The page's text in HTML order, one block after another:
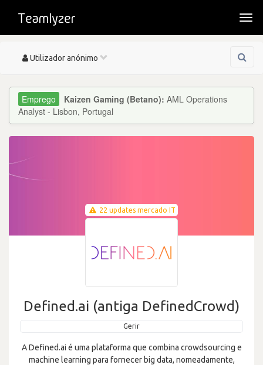
Toggle
Utilizador anónimo
Kaizen Gaming (Betano): AML Operations
Analyst - Lisbon, Portugal
22 updates mercado IT
Defined.ai (antiga DefinedCrowd)
Gerir
A Defined.ai é uma plataforma que combina crowdsourcing e
machine learning para fornecer big data, nomeadamente,